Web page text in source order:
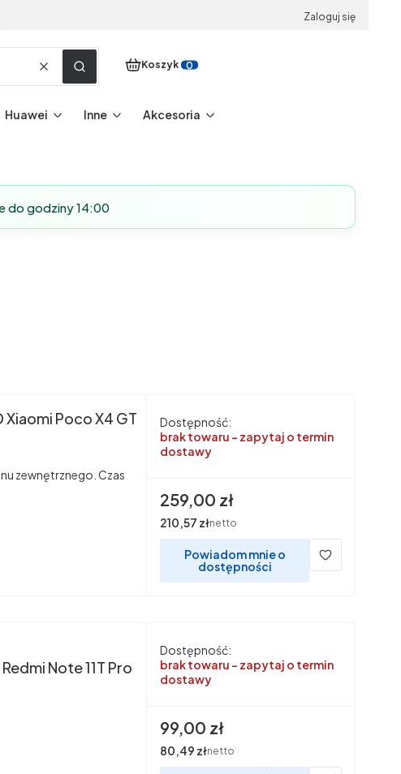
Zaloguj się
WyczyśćSzukaj Produkty w koszyku: 0. Zobacz szczegóły
Koszyk
Huawei Inne Akcesoria
do godziny 14:00
Poco X4 GT
zewnętrznego. Czas
Dostępność:
brak towaru - zapytaj o termin
dostawy
Cena
259,00 zł
Cena
210,57 złnetto
Powiadom mnie o
dostępności
Note 11T Pro
Dostępność:
brak towaru - zapytaj o termin
dostawy
Cena
99,00 zł
Cena
80,49 złnetto